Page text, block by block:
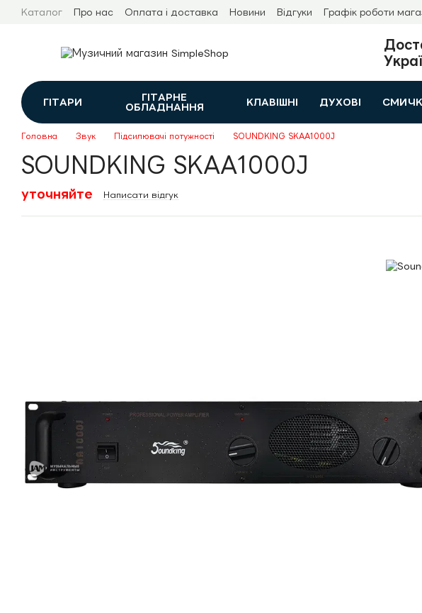
Перейти до основного контенту
Каталог Про нас Оплата і доставка Новини Відгуки Графік роботи
ГІТАРИ
ГІТАРНЕ
ОБЛАДНАННЯ
КЛАВІШНІ ДУХОВІ
Головна Звук Підсилювачі потужності SOUNDKING SKAA1000J
SOUNDKING SKAA1000J
уточняйте Написати відгук